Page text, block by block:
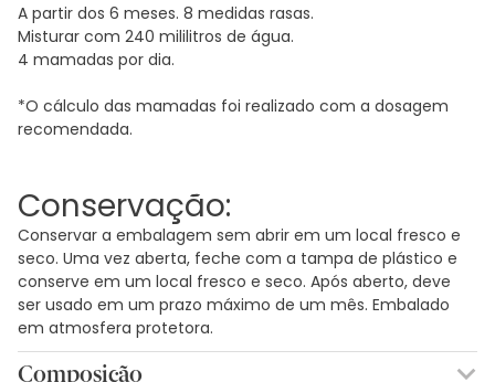
A partir dos 6 meses. 8 medidas rasas.
Misturar com 240 mililitros de água.
4 mamadas por dia.
*O cálculo das mamadas foi realizado com a dosagem
recomendada.
Conservação:
Conservar a embalagem sem abrir em um local fresco e
seco. Uma vez aberta, feche com a tampa de plástico e
conserve em um local fresco e seco. Após aberto, deve
ser usado em um prazo máximo de um mês. Embalado
em atmosfera protetora.
Composição